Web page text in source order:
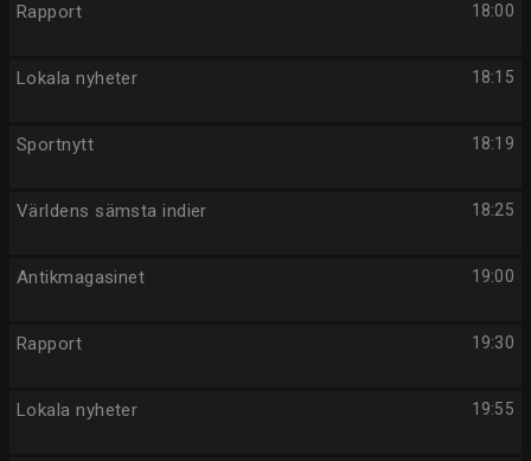
18:00
Rapport
18:15
Lokala nyheter
18:19
Sportnytt
18:25
Världens sämsta indier
19:00
Antikmagasinet
19:30
Rapport
19:55
Lokala nyheter